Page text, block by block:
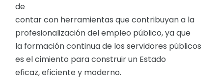
de
contar con herramientas que contribuyan a la
profesionalización del empleo público, ya que
la formación continua de los servidores públicos
es el cimiento para construir un Estado
eficaz, eficiente y moderno.